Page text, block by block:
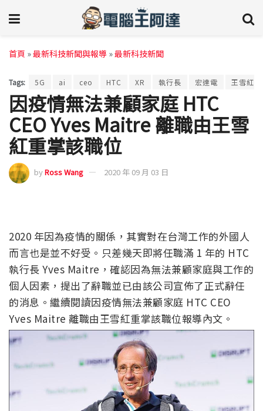
首頁 »最新科技新聞與報導 »最新科技新聞
Tags: 5G ai ceo HTC XR 執行長 宏達電 王雪紅
因疫情無法兼顧家庭 HTC
CEO Yves Maitre 離職由王雪
紅重掌該職位
byRoss Wang 2020 年 09 月 03 日
2020 年因為疫情的關係，其實對在台灣工作的外國人
而言也是並不好受。只差幾天即將任職滿 1 年的 HTC
執行長 Yves Maitre，確認因為無法兼顧家庭與工作的
個人因素，提出了辭職並已由該公司宣佈了正式辭任
的消息。繼續閱讀因疫情無法兼顧家庭 HTC CEO
Yves Maitre 離職由王雪紅重掌該職位報導內文。